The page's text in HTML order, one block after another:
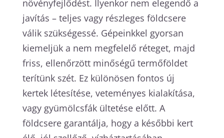
növényfejlődést. Ilyenkor nem elegendő a
javítás – teljes vagy részleges földcsere
válik szükségessé. Gépeinkkel gyorsan
kiemeljük a nem megfelelő réteget, majd
friss, ellenőrzött minőségű termőföldet
terítünk szét. Ez különösen fontos új
kertek létesítése, veteményes kialakítása,
vagy gyümölcsfák ültetése előtt. A
földcsere garantálja, hogy a későbbi kert